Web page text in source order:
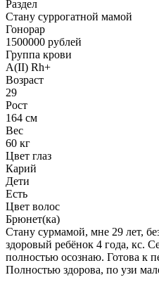
Раздел
Cтану суррогатной мамой
Гонoрар
1500000 рублей
Группа крови
A(II) Rh+
Возраст
29
Рост
164 см
Вес
60 кг
Цвет глаз
Карий
Дети
Есть
Цвет волос
Брюнет(ка)
Стану сурмамой, мне 29 лет,
здоровый ребёнок 4 года, кс.
полностью осознаю. Готова к
Полностью здорова, по узи